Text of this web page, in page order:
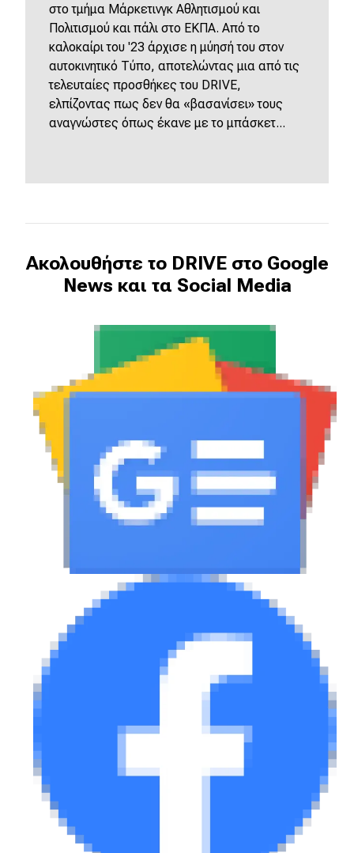
στο τμήμα Μάρκετινγκ Αθλητισμού και
Πολιτισμού και πάλι στο ΕΚΠΑ. Από το
καλοκαίρι του '23 άρχισε η μύησή του στον
αυτοκινητικό Τύπο, αποτελώντας μια από τις
τελευταίες προσθήκες του DRIVE,
ελπίζοντας πως δεν θα «βασανίσει» τους
αναγνώστες όπως έκανε με το μπάσκετ...
Ακολουθήστε το DRIVE στο Google
News και τα Social Media